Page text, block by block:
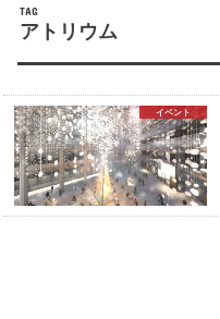
TAG
アトリウム
イベント